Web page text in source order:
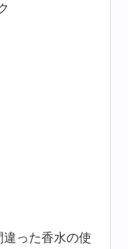
違った香水の使